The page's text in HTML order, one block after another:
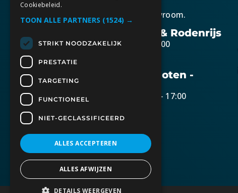
Kom gezellig langs in onze showroom.
Openingstijden Berkel & Rodenrijs
Maandag t/m vrijdag 10:30 – 17:00
Openingstijden Bunschoten -
Spakenburg
Dinsdag t/m donderdag 10:30 – 17:00
Op afspraak
Cookiebeleid.
TOON ALLE PARTNERS (1524) →
STRIKT NOODZAKELIJK
PRESTATIE
TARGETING
FUNCTIONEEL
NIET-GECLASSIFICEERD
ALLES ACCEPTEREN
ALLES AFWIJZEN
DETAILS WEERGEVEN